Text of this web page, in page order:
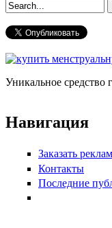
Форма поиска
Уникальное средство
Навигация
Заказать
Контакты
Последние